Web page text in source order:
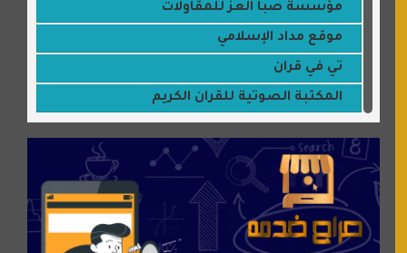
مؤسسة صبا العز للمقاولات
موقع مداد الإسلامي
تي في قران
المكتبة الصوتية للقران الكريم
موقع سيارات عربية
عالم كوكي
سورة قران
شركة إعمار الرياض للخدمات المنزلية